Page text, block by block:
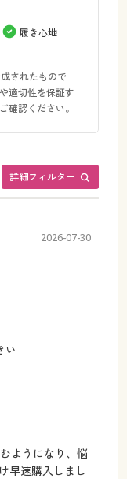
履き心地
されたもので
適切性を保証す
確認ください。
詳細フィルター
2026-07-30
い
ようになり、悩
早速購入しまし